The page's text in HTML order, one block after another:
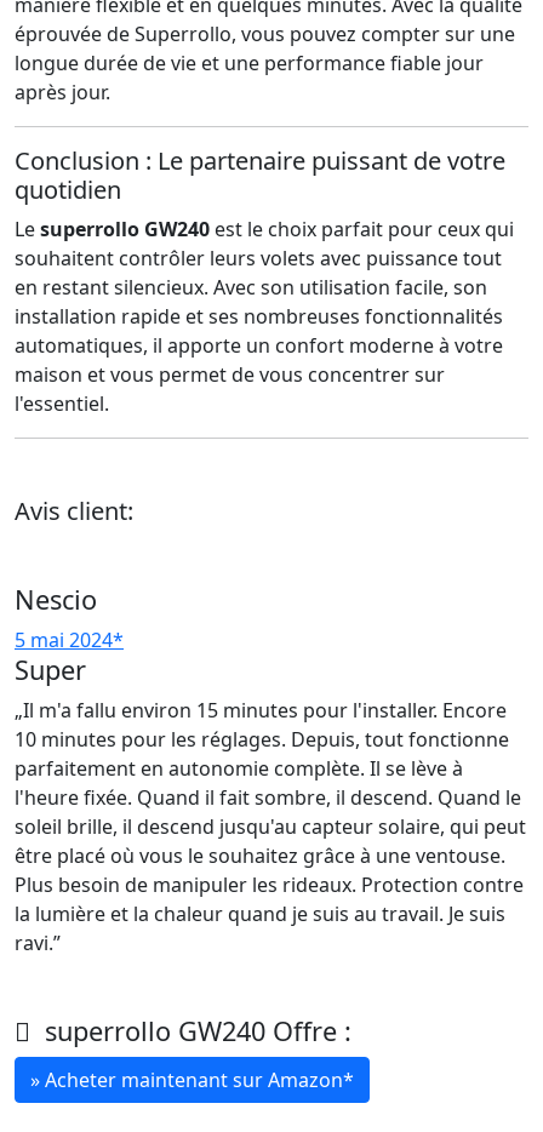
éprouvée de Superrollo, vous pouvez compter sur une
longue durée de vie et une performance fiable jour
après jour.
Conclusion : Le partenaire puissant de votre
quotidien
Lesuperrollo GW240 est le choix parfait pour ceux qui
souhaitent contrôler leurs volets avec puissance tout
en restant silencieux. Avec son utilisation facile, son
installation rapide et ses nombreuses fonctionnalités
automatiques, il apporte un confort moderne à votre
maison et vous permet de vous concentrer sur
l'essentiel.
Avis client:
Nescio
5 mai 2024*
Super
„Il m'a fallu environ 15 minutes pour l'installer. Encore
10 minutes pour les réglages. Depuis, tout fonctionne
parfaitement en autonomie complète. Il se lève à
l'heure fixée. Quand il fait sombre, il descend. Quand le
soleil brille, il descend jusqu'au capteur solaire, qui peut
être placé où vous le souhaitez grâce à une ventouse.
Plus besoin de manipuler les rideaux. Protection contre
la lumière et la chaleur quand je suis au travail. Je suis
ravi.”
superrollo GW240 Offre :
» Acheter maintenant sur Amazon*